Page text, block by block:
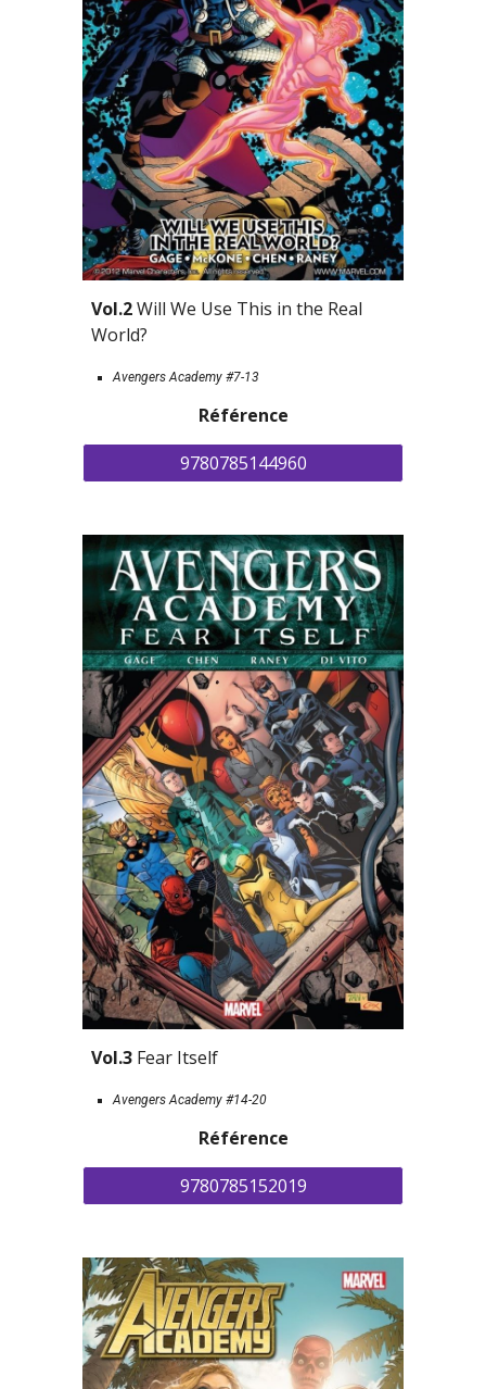
Vol.2 Will We Use This in the Real
World?
Avengers Academy #7-13
Référence
9780785144960
Vol.3 Fear Itself
Avengers Academy #14-20
Référence
9780785152019